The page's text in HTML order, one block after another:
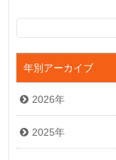
年別アーカイブ
2026年
2025年